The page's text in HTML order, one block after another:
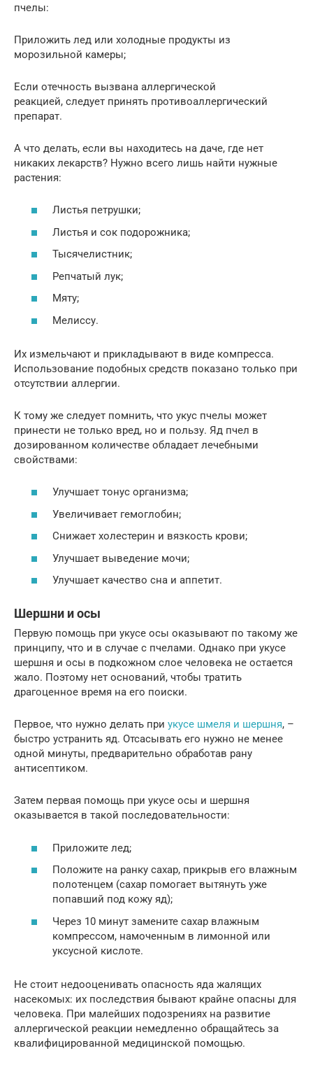
пчелы:
Приложить лед или холодные продукты из
морозильной камеры;
Если отечность вызвана аллергической
реакцией, следует принять противоаллергический
препарат.
А что делать, если вы находитесь на даче, где нет
никаких лекарств? Нужно всего лишь найти нужные
растения:
Листья петрушки;
Листья и сок подорожника;
Тысячелистник;
Репчатый лук;
Мяту;
Мелиссу.
Их измельчают и прикладывают в виде компресса.
Использование подобных средств показано только при
отсутствии аллергии.
К тому же следует помнить, что укус пчелы может
принести не только вред, но и пользу. Яд пчел в
дозированном количестве обладает лечебными
свойствами:
Улучшает тонус организма;
Увеличивает гемоглобин;
Снижает холестерин и вязкость крови;
Улучшает выведение мочи;
Улучшает качество сна и аппетит.
Шершни и осы
Первую помощь при укусе осы оказывают по такому же
принципу, что и в случае с пчелами. Однако при укусе
шершня и осы в подкожном слое человека не остается
жало. Поэтому нет оснований, чтобы тратить
драгоценное время на его поиски.
Первое, что нужно делать при укусе шмеля и шершня, –
быстро устранить яд. Отсасывать его нужно не менее
одной минуты, предварительно обработав рану
антисептиком.
Затем первая помощь при укусе осы и шершня
оказывается в такой последовательности:
Приложите лед;
Положите на ранку сахар, прикрыв его влажным
полотенцем (сахар помогает вытянуть уже
попавший под кожу яд);
Через 10 минут замените сахар влажным
компрессом, намоченным в лимонной или
уксусной кислоте.
Не стоит недооценивать опасность яда жалящих
насекомых: их последствия бывают крайне опасны для
человека. При малейших подозрениях на развитие
аллергической реакции немедленно обращайтесь за
квалифицированной медицинской помощью.